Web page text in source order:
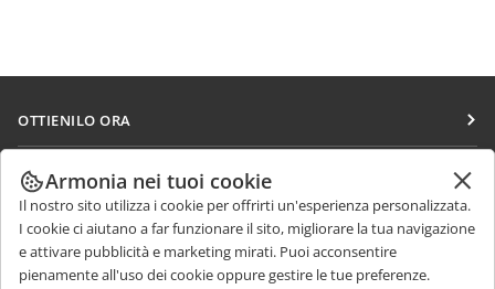
OTTIENILO ORA
Docs
DocSpace
Workspace
Connettori
COLLABORA
Per i contributori
Per i traduttori
Per gli influencer
RICEVI NOTIZIE
Blog
RICEVI AIUTO
Armonia nei tuoi cookie
Il nostro sito utilizza i cookie per offrirti un'esperienza personalizzata.
I cookie ci aiutano a far funzionare il sito, migliorare la tua navigazione
e attivare pubblicità e marketing mirati. Puoi acconsentire
pienamente all'uso dei cookie oppure gestire le tue preferenze.